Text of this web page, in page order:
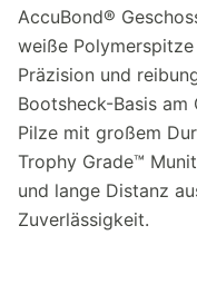
AccuBond®
weiße
Präzision und
Bootsheck-Basis
Pilze mit großem
Trophy Grade™
und lange Distanz
Zuverlässigkeit.